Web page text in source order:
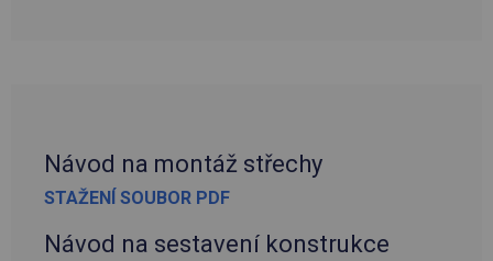
Návod na montáž střechy
STAŽENÍ SOUBOR PDF
Návod na sestavení konstrukce